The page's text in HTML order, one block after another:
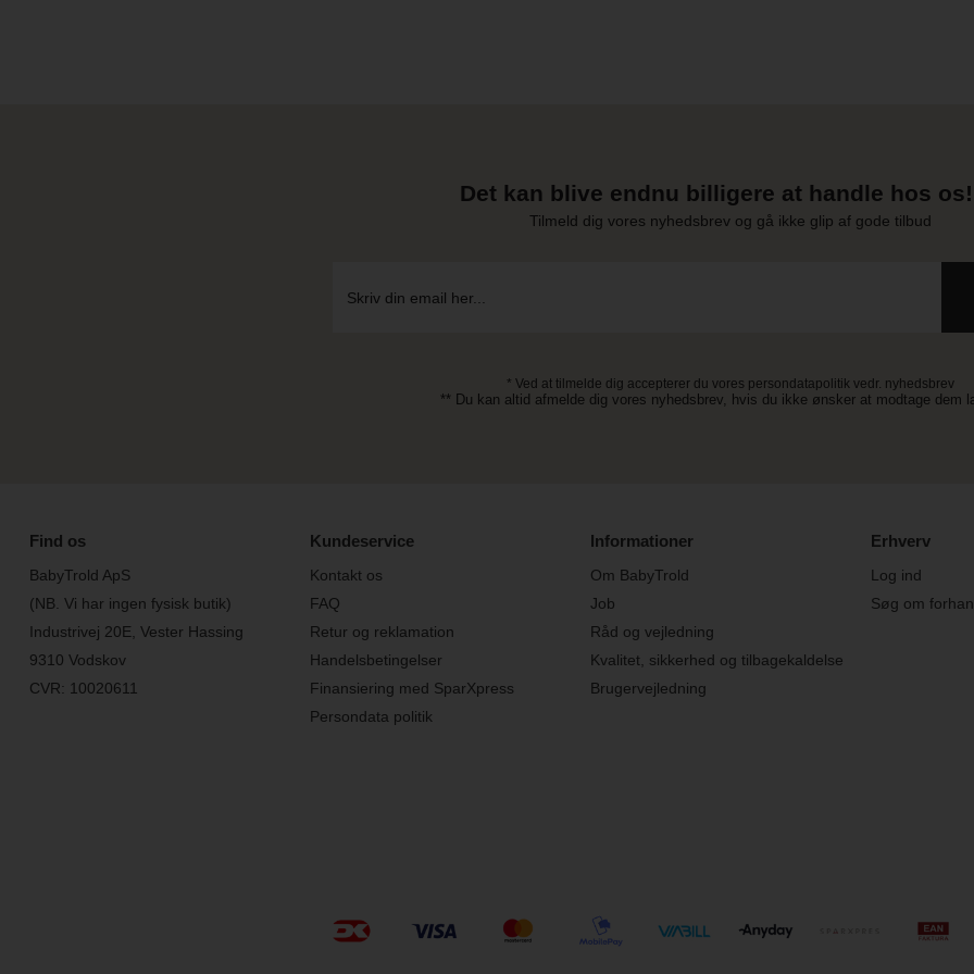
Det kan blive endnu billigere at handle hos
Tilmeld dig vores nyhedsbrev og gå ikke glip af gode tilbud
* Ved at tilmelde dig accepterer du vores persondatapolitik vedr. nyhedsbrev
** Du kan altid afmelde dig vores nyhedsbrev, hvis du ikke ønsker at modtage dem
Find os
BabyTrold ApS
(NB. Vi har ingen fysisk butik)
Industrivej 20E, Vester Hassing
9310 Vodskov
CVR: 10020611
Kundeservice
Kontakt os
FAQ
Retur og reklamation
Handelsbetingelser
Finansiering med SparXpress
Persondata politik
Informationer
Om BabyTrold
Job
Råd og vejledning
Kvalitet, sikkerhed og tilbagekaldelse
Brugervejledning
Erhverv
Log ind
Søg om